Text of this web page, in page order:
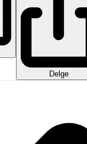
Delge